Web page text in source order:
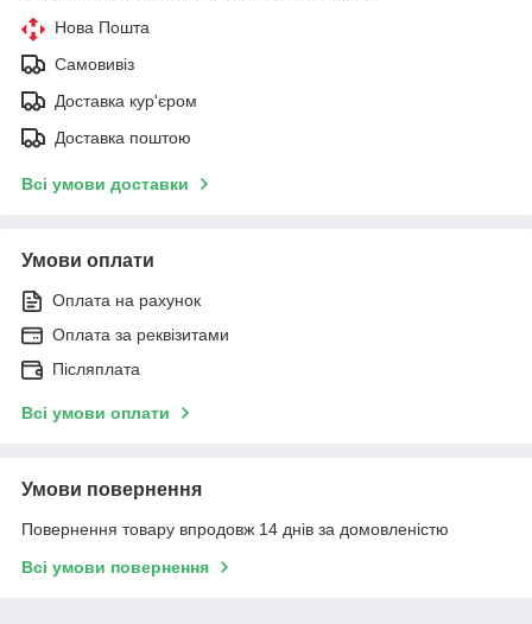
Нова Пошта
Самовивіз
Доставка кур'єром
Доставка поштою
Всі умови доставки
Умови оплати
Оплата на рахунок
Оплата за реквізитами
Післяплата
Всі умови оплати
Умови повернення
Повернення товару впродовж 14 днів за домовленістю
Всі умови повернення